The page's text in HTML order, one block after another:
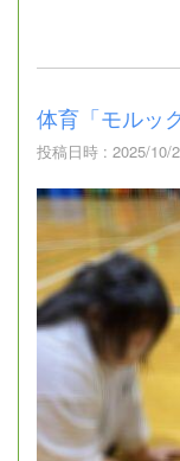
体育「モルッ
投稿日時 : 2025/10/